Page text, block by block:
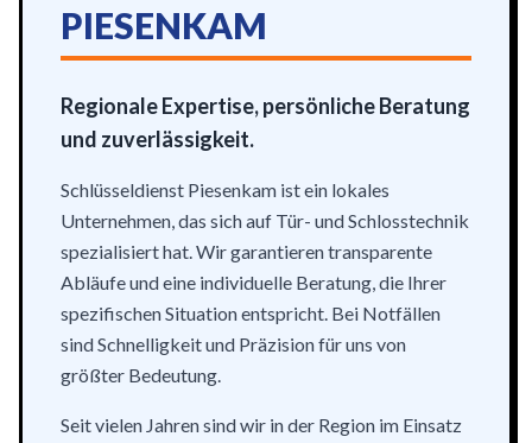
PIESENKAM
Regionale Expertise, persönliche Beratung
und zuverlässigkeit.
Schlüsseldienst Piesenkam ist ein lokales
Unternehmen, das sich auf Tür- und Schlosstechnik
spezialisiert hat. Wir garantieren transparente
Abläufe und eine individuelle Beratung, die Ihrer
spezifischen Situation entspricht. Bei Notfällen
sind Schnelligkeit und Präzision für uns von
größter Bedeutung.
Seit vielen Jahren sind wir in der Region im Einsatz